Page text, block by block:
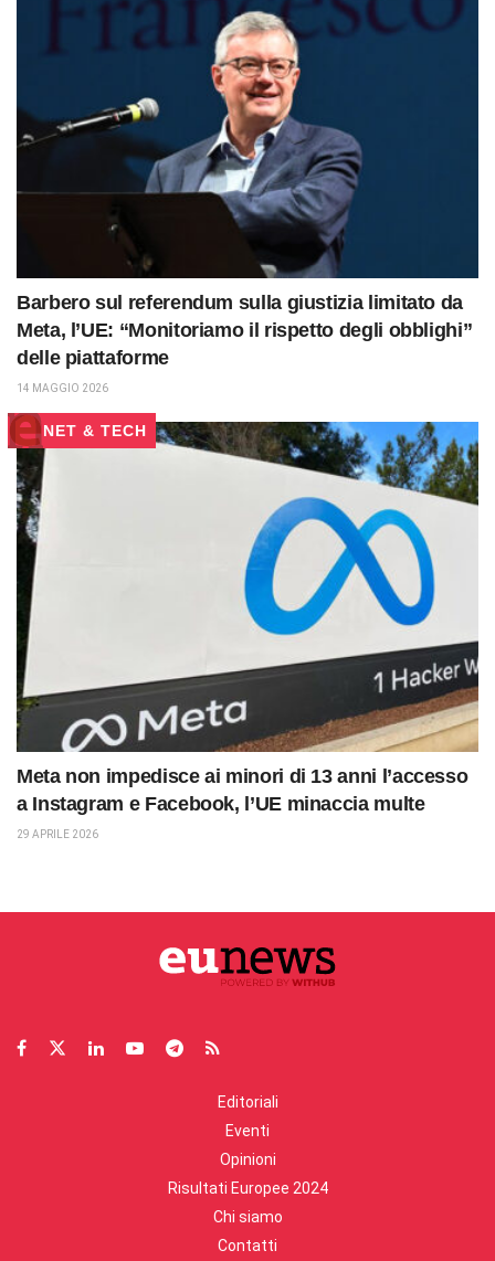
Barbero sul referendum sulla giustizia limitato da
Meta, l’UE: “Monitoriamo il rispetto degli obblighi”
delle piattaforme
14 MAGGIO 2026
NET & TECH
Meta non impedisce ai minori di 13 anni l’accesso
a Instagram e Facebook, l’UE minaccia multe
29 APRILE 2026
Editoriali
Eventi
Opinioni
Risultati Europee 2024
Chi siamo
Contatti